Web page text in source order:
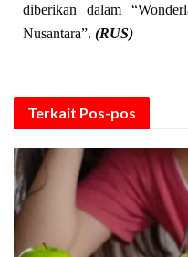
diberikan dalam
Nusantara”. (RUS)
Terkait Pos-pos